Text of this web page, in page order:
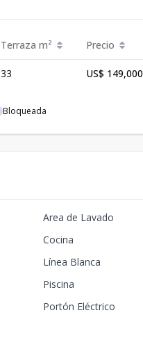
Terraza m² Precio
33 US$ 149,000
Bloqueada
Area de Lavado
Cocina
Línea Blanca
Piscina
Portón Eléctrico